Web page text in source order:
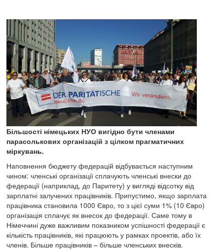
Більшості німецьких НУО вигідно бути членами
парасолькових організацій з цілком прагматичних
міркувань.
Наповнення бюджету федерацій відбувається наступним
чином: членські організації сплачують членські внески до
федерації (наприклад, до Паритету) у вигляді відсотку від
зарплатні залучених працівників. Припустимо, якщо зарплата
працівника становила 1000 Євро, то з цієї суми 1% (10 Євро)
організація сплачує як внесок до федерації. Саме тому в
Німеччині дуже важливим показником успішності федерації є
кількість працівників, які працюють у рамках проектів, або їх
членів. Більше працівників – більше членських внесків.